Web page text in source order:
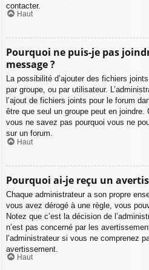
contacter.
Haut
Pourquoi ne puis-je pas
message ?
La possibilité d’ajouter des fichiers
par groupe, ou par utilisateur.
l’ajout de fichiers joints pour le forum
être que seul un groupe peut en joindre.
vous ne savez pas pourquoi vous ne
sur un forum.
Haut
Pourquoi ai-je reçu un
Chaque administrateur a son propre
vous avez dérogé à une règle, vous
Notez que c’est la décision de
n’est pas concerné par les
l’administrateur si vous ne comprenez
avertissement.
Haut